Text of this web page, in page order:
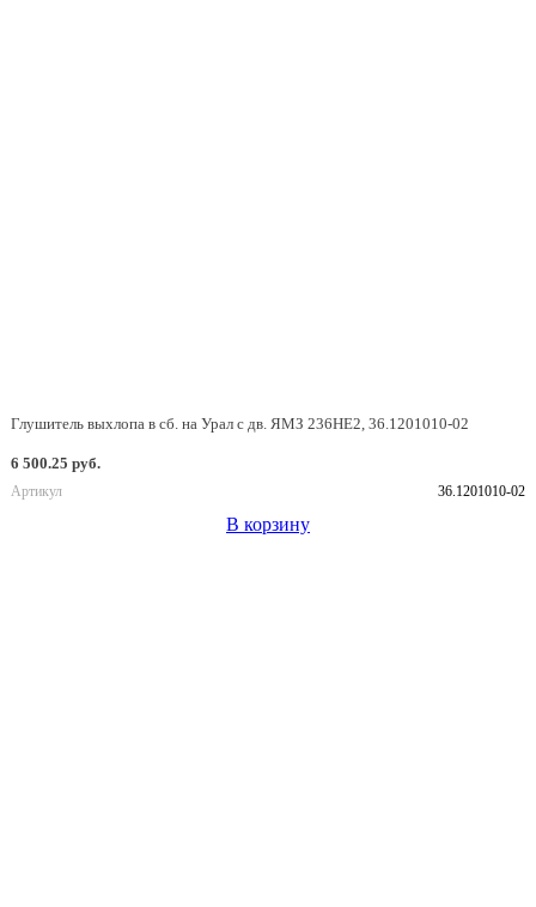
Глушитель выхлопа в сб. на Урал с дв. ЯМЗ 236НЕ2, 36.1201010-02
6 500.25 руб.
Артикул 36.1201010-02
В корзину